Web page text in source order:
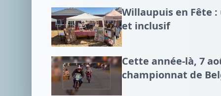
Willaupuis en Fête
et inclusif
Cette année-là, 7
championnat de